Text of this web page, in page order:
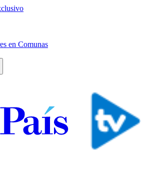
en Comunas